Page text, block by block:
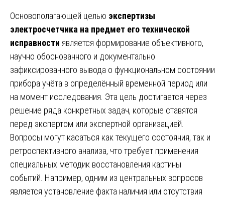
Основополагающей целью экспертизы
электросчетчика на предмет его технической
исправности является формирование объективного,
научно обоснованного и документально
зафиксированного вывода о функциональном состоянии
прибора учёта в определённый временной период или
на момент исследования. Эта цель достигается через
решение ряда конкретных задач, которые ставятся
перед экспертом или экспертной организацией.
Вопросы могут касаться как текущего состояния, так и
ретроспективного анализа, что требует применения
специальных методик восстановления картины
событий. Например, одним из центральных вопросов
является установление факта наличия или отсутствия